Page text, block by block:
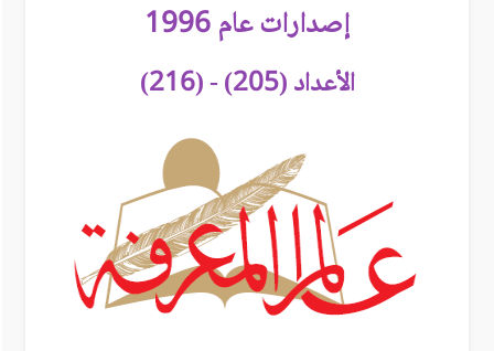
إصدارات عام 1996
الأعداد (205) - (216)